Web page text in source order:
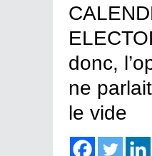
donc,
ne
le vide